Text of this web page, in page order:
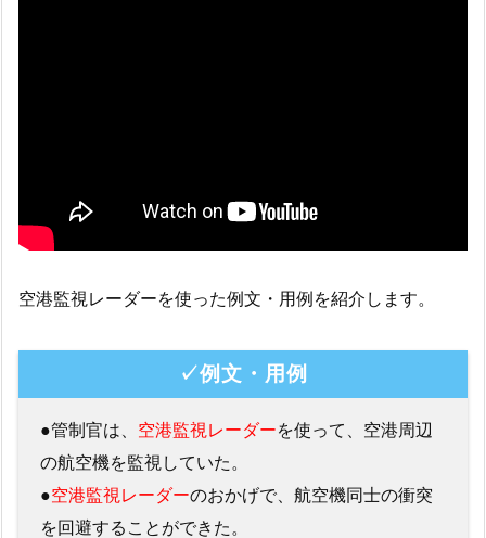
空港監視レーダーを使った例文・用例を紹介します。
✓例文・用例
●管制官は、 空港監視レーダーを使って、空港周辺
の航空機を監視していた。
●空港監視レーダーのおかげで、航空機同士の衝突
を回避することができた。